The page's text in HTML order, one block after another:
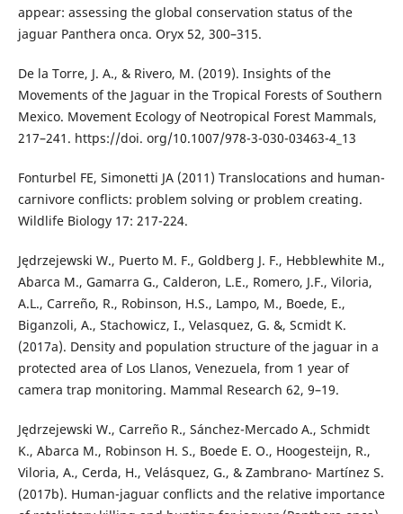
appear: assessing the global conservation status of the
jaguar Panthera onca. Oryx 52, 300–315.
De la Torre, J. A., & Rivero, M. (2019). Insights of the
Movements of the Jaguar in the Tropical Forests of Southern
Mexico. Movement Ecology of Neotropical Forest Mammals,
217–241. https://doi. org/10.1007/978-3-030-03463-4_13
Fonturbel FE, Simonetti JA (2011) Translocations and human-
carnivore conflicts: problem solving or problem creating.
Wildlife Biology 17: 217-224.
Jędrzejewski W., Puerto M. F., Goldberg J. F., Hebblewhite M.,
Abarca M., Gamarra G., Calderon, L.E., Romero, J.F., Viloria,
A.L., Carreño, R., Robinson, H.S., Lampo, M., Boede, E.,
Biganzoli, A., Stachowicz, I., Velasquez, G. &, Scmidt K.
(2017a). Density and population structure of the jaguar in a
protected area of Los Llanos, Venezuela, from 1 year of
camera trap monitoring. Mammal Research 62, 9–19.
Jędrzejewski W., Carreño R., Sánchez-Mercado A., Schmidt
K., Abarca M., Robinson H. S., Boede E. O., Hoogesteijn, R.,
Viloria, A., Cerda, H., Velásquez, G., & Zambrano- Martínez S.
(2017b). Human-jaguar conflicts and the relative importance